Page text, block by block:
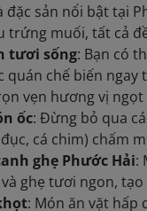
đặc sản nổi bật tại
trứng muối, tất cả
tươi sống: Bạn có
quán chế biến
vẹn hương vị
ốc: Đừng bỏ qua
cá chim) chấm
ghẹ Phước Hải:
ghẹ tươi ngon,
: Món ăn vặt